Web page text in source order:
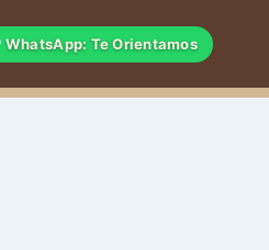
WhatsApp: Te Orientamos